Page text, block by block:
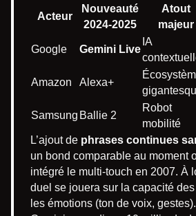
Acteur
Nouveauté
2024-2025
Atout
majeur
Google Gemini Live
IA
Amazon Alexa+
Samsung Ballie 2
Robot
mobilité
L’ajout de phrases continues
un bond comparable au moment
intégré le multi-touch en 2007. À
duel se jouera sur la capacité
les émotions (ton de voix,